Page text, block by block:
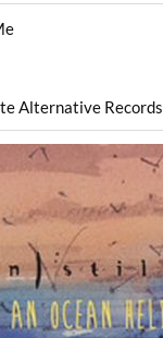
Alternative Records